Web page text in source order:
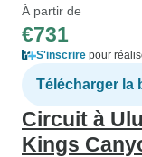
À partir de
€731
S'inscrire pour
Télécharger la
Circuit à
Kings